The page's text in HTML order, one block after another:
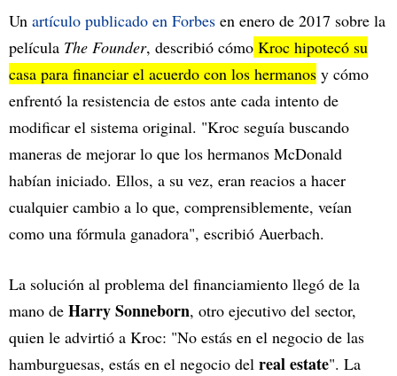
Un artículo publicado en Forbes en enero de 2017 sobre la
película The Founder, describió cómo Kroc hipotecó su
casa para financiar el acuerdo con los hermanos y cómo
enfrentó la resistencia de estos ante cada intento de
modificar el sistema original. "Kroc seguía buscando
maneras de mejorar lo que los hermanos McDonald
habían iniciado. Ellos, a su vez, eran reacios a hacer
cualquier cambio a lo que, comprensiblemente, veían
como una fórmula ganadora", escribió Auerbach.
La solución al problema del financiamiento llegó de la
mano de Harry Sonneborn, otro ejecutivo del sector,
quien le advirtió a Kroc: "No estás en el negocio de las
hamburguesas, estás en el negocio del real estate". La